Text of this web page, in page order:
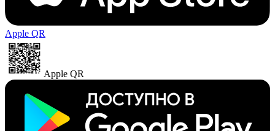
Apple QR
Apple QR